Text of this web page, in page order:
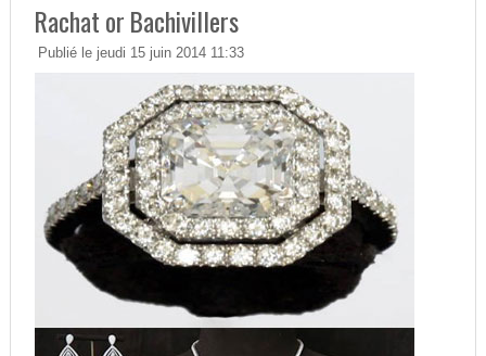
Rachat or Bachivillers
Publié le jeudi 15 juin 2014 11:33